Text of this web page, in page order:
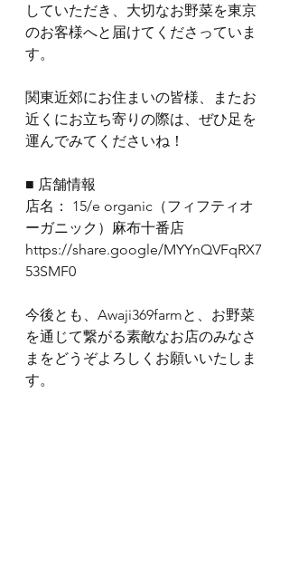
していただき、大切なお野菜を東京
のお客様へと届けてくださっていま
す。
関東近郊にお住まいの皆様、またお
近くにお立ち寄りの際は、ぜひ足を
運んでみてくださいね！
■ 店舗情報
店名： 15/e organic（フィフティオ
ーガニック）麻布十番店
https://share.google/MYYnQVFqRX7
53SMF0
今後とも、Awaji369farmと、お野菜
を通じて繋がる素敵なお店のみなさ
まをどうぞよろしくお願いいたしま
す。